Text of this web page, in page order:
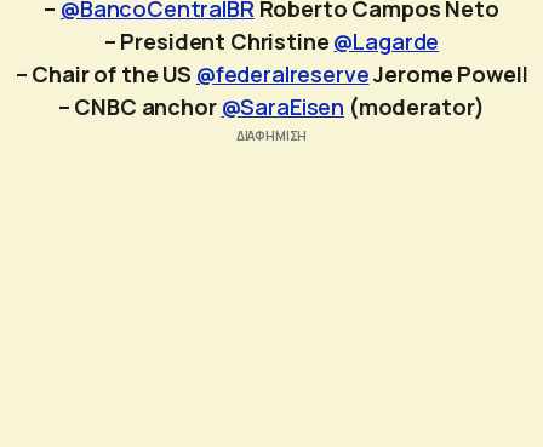
– @BancoCentralBR Roberto Campos Neto
– President Christine @Lagarde
– Chair of the US @federalreserveJerome Powell
– CNBC anchor @SaraEisen (moderator)